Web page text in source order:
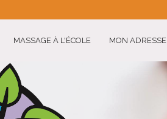
MASSAGE À L'ÉCOLE MON ADRESSE